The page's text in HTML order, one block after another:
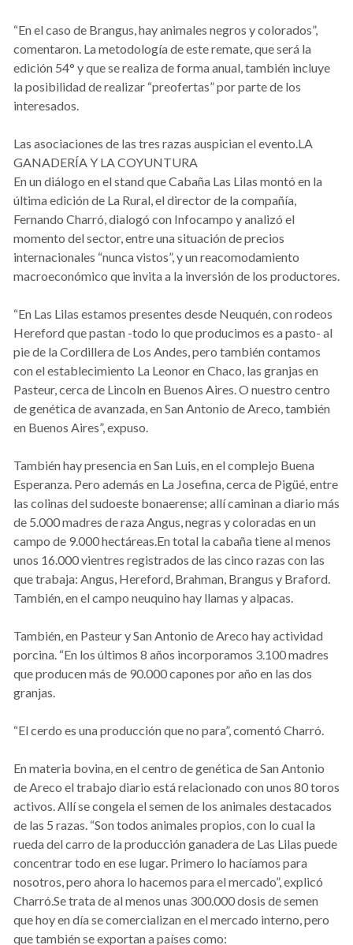
“En el caso de Brangus, hay animales negros y colorados”,
comentaron. La metodología de este remate, que será la
edición 54° y que se realiza de forma anual, también incluye
la posibilidad de realizar “preofertas” por parte de los
interesados.
Las asociaciones de las tres razas auspician el evento.LA
GANADERÍA Y LA COYUNTURA
En un diálogo en el stand que Cabaña Las Lilas montó en la
última edición de La Rural, el director de la compañía,
Fernando Charró, dialogó con Infocampo y analizó el
momento del sector, entre una situación de precios
internacionales “nunca vistos”, y un reacomodamiento
macroeconómico que invita a la inversión de los productores.
“En Las Lilas estamos presentes desde Neuquén, con rodeos
Hereford que pastan -todo lo que producimos es a pasto- al
pie de la Cordillera de Los Andes, pero también contamos
con el establecimiento La Leonor en Chaco, las granjas en
Pasteur, cerca de Lincoln en Buenos Aires. O nuestro centro
de genética de avanzada, en San Antonio de Areco, también
en Buenos Aires”, expuso.
También hay presencia en San Luis, en el complejo Buena
Esperanza. Pero además en La Josefina, cerca de Pigüé, entre
las colinas del sudoeste bonaerense; allí caminan a diario más
de 5.000 madres de raza Angus, negras y coloradas en un
campo de 9.000 hectáreas.En total la cabaña tiene al menos
unos 16.000 vientres registrados de las cinco razas con las
que trabaja: Angus, Hereford, Brahman, Brangus y Braford.
También, en el campo neuquino hay llamas y alpacas.
También, en Pasteur y San Antonio de Areco hay actividad
porcina. “En los últimos 8 años incorporamos 3.100 madres
que producen más de 90.000 capones por año en las dos
granjas.
“El cerdo es una producción que no para”, comentó Charró.
En materia bovina, en el centro de genética de San Antonio
de Areco el trabajo diario está relacionado con unos 80 toros
activos. Allí se congela el semen de los animales destacados
de las 5 razas. “Son todos animales propios, con lo cual la
rueda del carro de la producción ganadera de Las Lilas puede
concentrar todo en ese lugar. Primero lo hacíamos para
nosotros, pero ahora lo hacemos para el mercado”, explicó
Charró.Se trata de al menos unas 300.000 dosis de semen
que hoy en día se comercializan en el mercado interno, pero
que también se exportan a países como: